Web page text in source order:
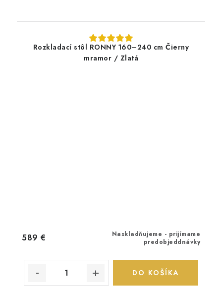
Rozkladací stôl RONNY 160–240 cm Čierny
mramor / Zlatá
Naskladňujeme - prijímame
predobjeddnávky
589 €
DO KOŠÍKA